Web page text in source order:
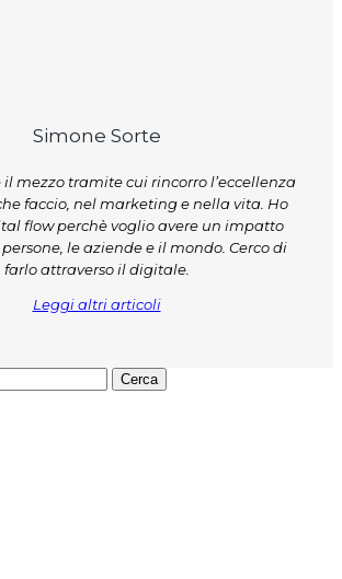
Simone Sorte
mezzo tramite cui rincorro l’eccellenza
faccio, nel marketing e nella vita. Ho
flow perchè voglio avere un impatto
le aziende e il mondo. Cerco di
farlo attraverso il digitale.
Leggi altri articoli
Cerca